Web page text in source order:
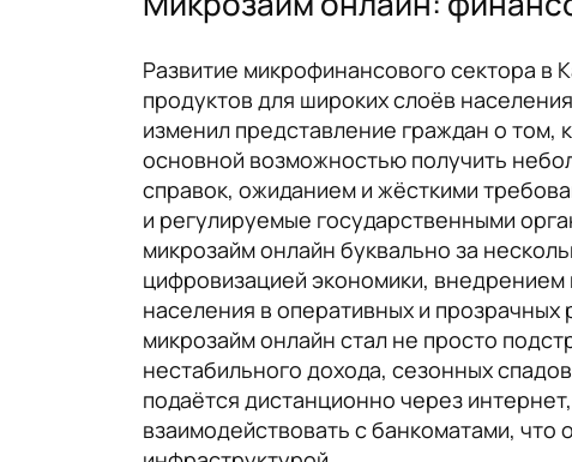
Развитие микрофинансового сектора в
продуктов для широких слоёв
изменил представление граждан о
основной возможностью получить
справок, ожиданием и жёсткими
и регулируемые государственными
микрозайм онлайн буквально за
цифровизацией экономики,
населения в оперативных и
микрозайм онлайн стал не просто
нестабильного дохода, сезонных
подаётся дистанционно через
взаимодействовать с банкоматами,